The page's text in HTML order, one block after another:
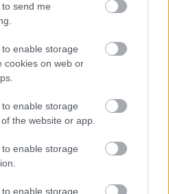
send me
enable storage
cookies on web or
enable storage
the website or app.
enable storage
enable storage